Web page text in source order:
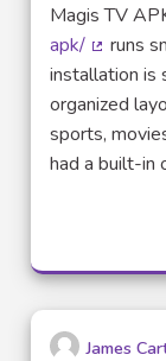
Magis TV
apk/
(Lien
runs
installation is
organized
sports,
had a built-in
James